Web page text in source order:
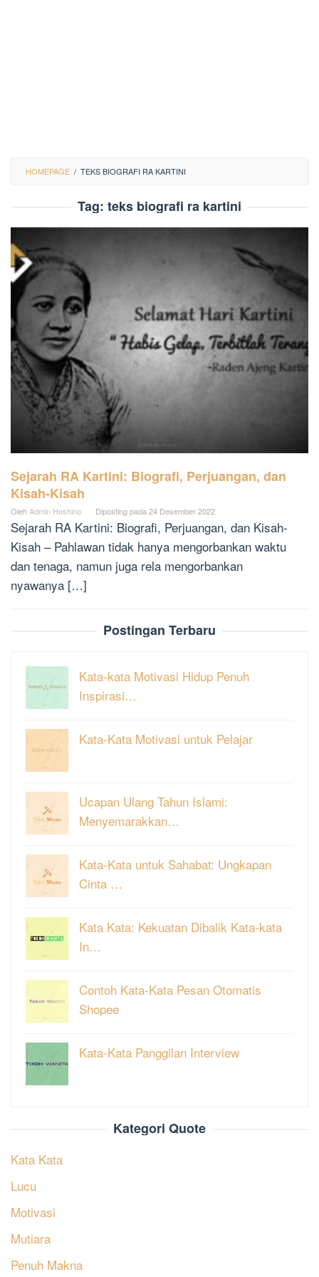
HOMEPAGE / TEKS BIOGRAFI RA KARTINI
Tag: teks biografi ra kartini
Sejarah RA Kartini: Biografi, Perjuangan, dan
Kisah-Kisah
Oleh Admin Hoshino Diposting pada 24 Desember 2022
Sejarah RA Kartini: Biografi, Perjuangan, dan Kisah-
Kisah – Pahlawan tidak hanya mengorbankan waktu
dan tenaga, namun juga rela mengorbankan
nyawanya […]
Postingan Terbaru
Kata-kata Motivasi Hidup Penuh
Inspirasi…
Kata-Kata Motivasi untuk Pelajar
Ucapan Ulang Tahun Islami:
Menyemarakkan…
Kata-Kata untuk Sahabat: Ungkapan
Cinta …
Kata Kata: Kekuatan Dibalik Kata-kata
In…
Contoh Kata-Kata Pesan Otomatis
Shopee
Kata-Kata Panggilan Interview
Kategori Quote
Kata Kata
Lucu
Motivasi
Mutiara
Penuh Makna